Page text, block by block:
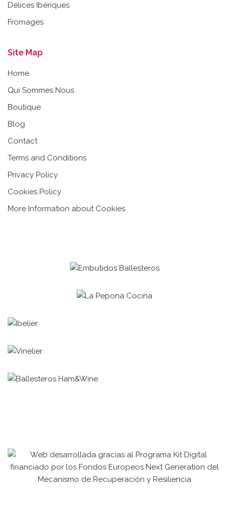
Délices Ibériques
Fromages
Site Map
Home
Qui Sommes Nous
Boutique
Blog
Contact
Terms and Conditions
Privacy Policy
Cookies Policy
More Information about Cookies